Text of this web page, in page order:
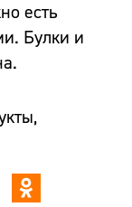
есть
Булки и